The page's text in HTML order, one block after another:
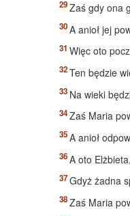
Zaś gdy ona
A anioł jej
Więc oto
Ten będzie
Na wieki
Zaś Maria
A anioł
A oto
Gdyż żadna
Zaś Maria